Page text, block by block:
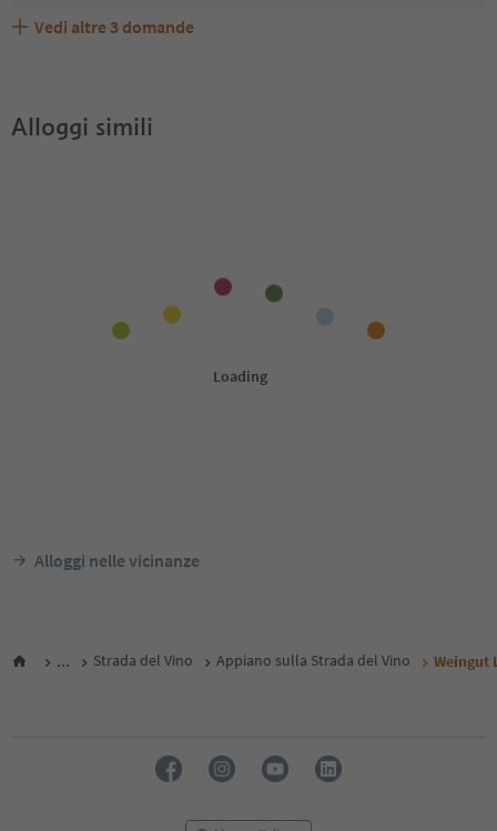
Weingut Lahn zu Eppan accetta animali domestici?
Quali servizi/attività sono disponibili presso Weingut
Gli ospiti di Weingut Lahn zu Eppan ricevono l'Alto Adige
Vedi altre 3 domande
Alloggi simili
Alloggi nelle vicinanze
... Strada del Vino Appiano sulla Strada del Vino Weingut